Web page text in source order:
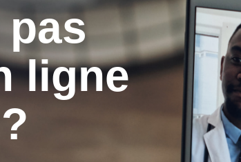
ligne